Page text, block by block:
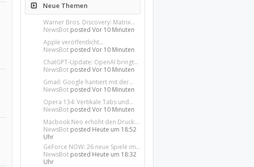
Neue Themen
Warner Bros. Discovery: Matrix...
NewsBot postedVor 10 Minuten
Apple veröffentlicht...
NewsBot postedVor 10 Minuten
ChatGPT-Update: OpenAI bringt...
NewsBot postedVor 10 Minuten
Gmail: Google hantiert mit der...
NewsBot postedVor 10 Minuten
Opera 134: Vertikale Tabs und...
NewsBot postedVor 10 Minuten
Macbook Neo erhöht den Druck:...
NewsBot posted Heute um 18:52
Uhr
GeForce NOW: 26 neue Spiele im...
NewsBot posted Heute um 18:32
Uhr